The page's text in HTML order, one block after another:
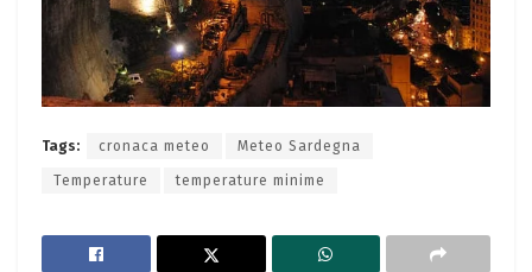
Tags: cronaca meteo Meteo Sardegna
Temperature temperature minime